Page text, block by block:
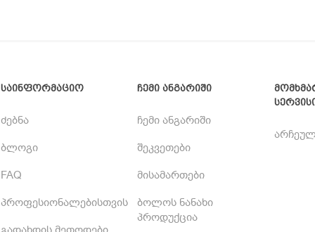
საინფორმაციო
ძებნა
ბლოგი
FAQ
პროფესიონალებისთვის
ჩემი ანგარიში
ჩემი ანგარიში
შეკვეთები
მისამართები
ბოლოს ნანახი
პროდუქცია